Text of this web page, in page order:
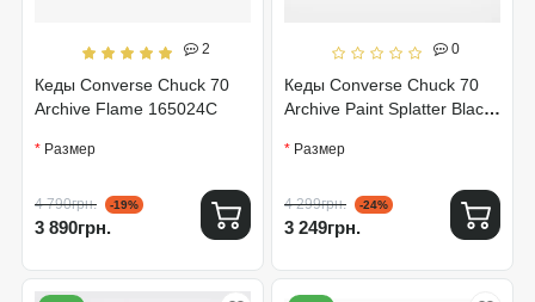
2
Кеды Converse Chuck 70
Archive Flame 165024C
Размер
4 790грн. -19%
3 890грн.
0
Кеды Converse Chuck 70
Archive Paint Splatter Black
Размер
4 299грн. -24%
3 249грн.